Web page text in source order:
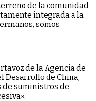
de la comunidad
integrada a la
somos
de la Agencia de
Desarrollo de China,
de suministros de